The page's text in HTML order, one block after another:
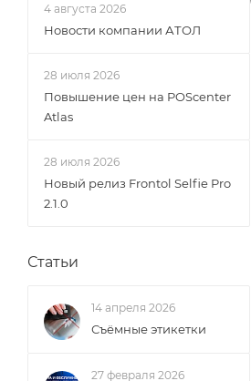
4 августа 2026
Новости компании АТОЛ
28 июля 2026
Повышение цен на POScenter
Atlas
28 июля 2026
Новый релиз Frontol Selfie Pro
2.1.0
Статьи
14 апреля 2026
Съёмные этикетки
27 февраля 2026